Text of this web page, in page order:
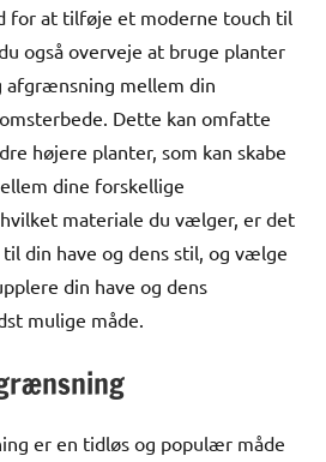
for at tilføje et moderne touch til
også overveje at bruge planter
afgrænsning mellem din
Dette kan omfatte
højere planter, som kan skabe
dine forskellige
materiale du vælger, er det
din have og dens stil, og vælge
din have og dens
mulige måde.
er en tidløs og populær måde